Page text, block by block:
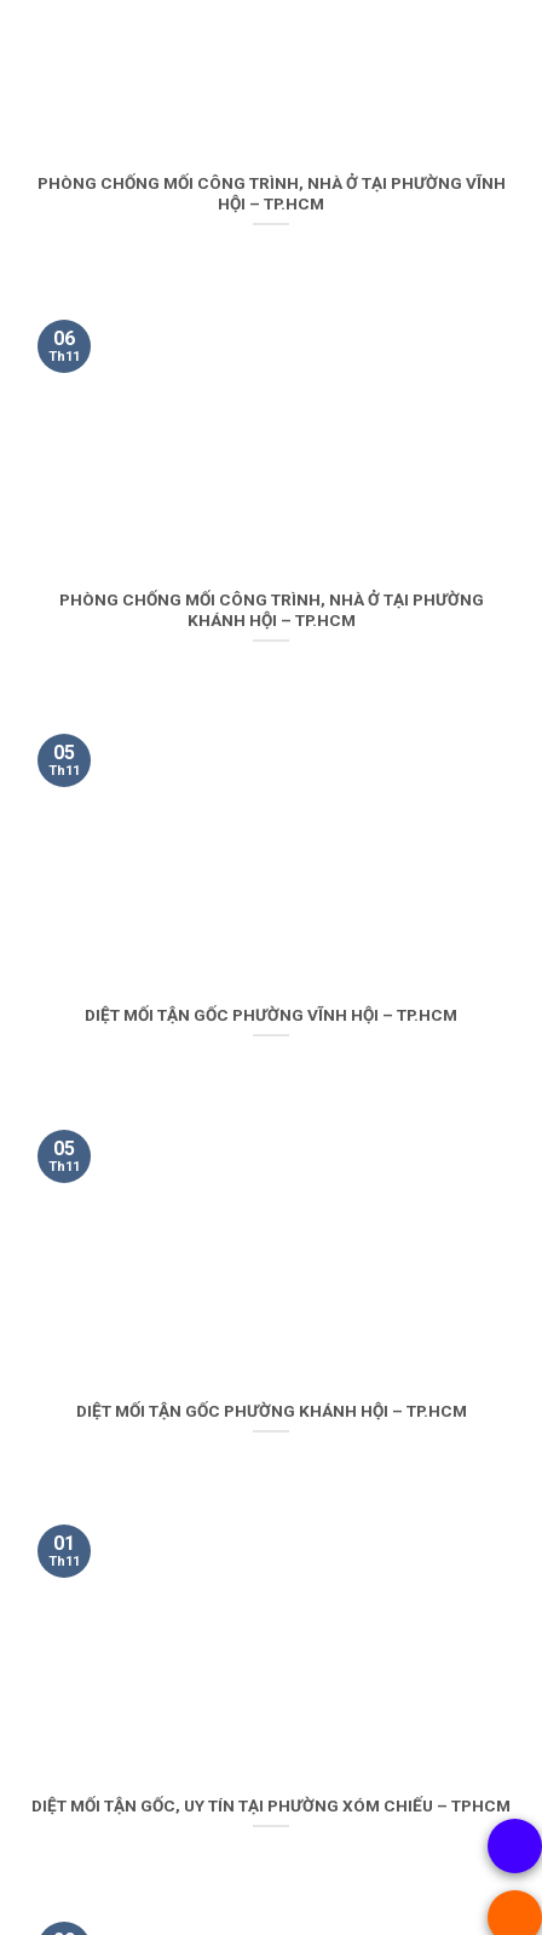
PHÒNG CHỐNG MỐI CÔNG TRÌNH, NHÀ Ở TẠI PHƯỜNG VĨNH
HỘI – TP.HCM
PHÒNG CHỐNG MỐI CÔNG TRÌNH, NHÀ Ở TẠI PHƯỜNG
KHÁNH HỘI – TP.HCM
06
Th11
DIỆT MỐI TẬN GỐC PHƯỜNG VĨNH HỘI – TP.HCM
05
Th11
DIỆT MỐI TẬN GỐC PHƯỜNG KHÁNH HỘI – TP.HCM
05
Th11
DIỆT MỐI TẬN GỐC, UY TÍN TẠI PHƯỜNG XÓM CHIẾU – TPHCM
01
Th11